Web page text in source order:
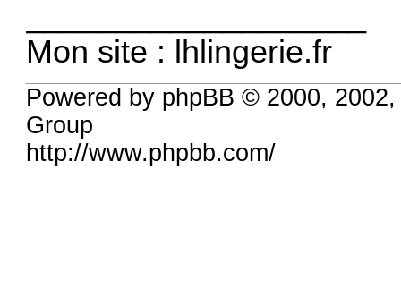
Mon site :
lhlingerie.fr
Powered by phpBB © 2000,
Group
http://www.phpbb.com/